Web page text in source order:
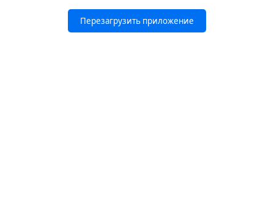
Перезагрузить приложение